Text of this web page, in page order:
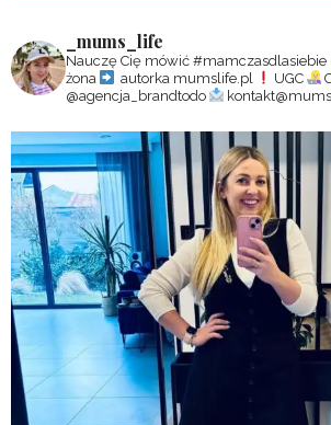
_mums_life
Nauczę Cię mówić #mamczasdlasiebie
żona
autorka mumslife.pl UGC
@agencja_brandtodo